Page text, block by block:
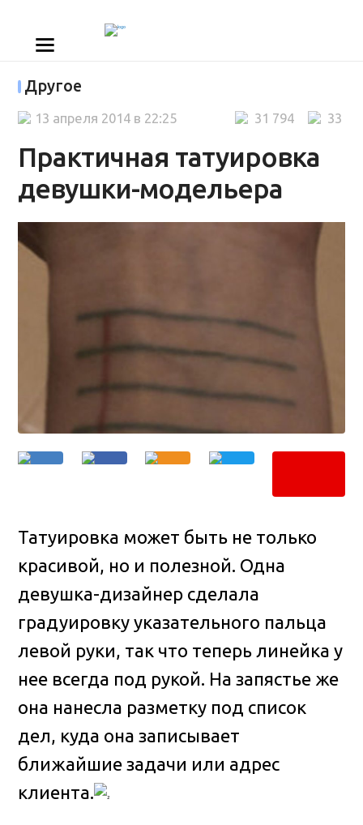
Другое
Практичная татуировка
девушки-модельера
33
31 794
13 апреля 2014 в 22:25
Татуировка может быть не только
красивой, но и полезной. Одна
девушка-дизайнер сделала
градуировку указательного пальца
левой руки, так что теперь линейка у
нее всегда под рукой. На запястье же
она нанесла разметку под список
дел, куда она записывает
ближайшие задачи или адрес
клиента.